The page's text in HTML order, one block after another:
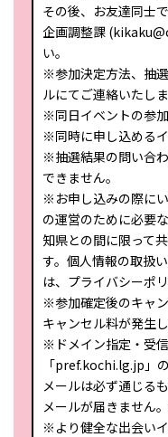
その後、お友達同士
企画調整課
い。
※参加決定方法、抽
ルにてご連絡いたしま
※同日イベントの参
※同時に申し込める
※抽選結果の問い合
できません。
※お申し込みの際に
の運営のために必要
知県との間に限って
す。個人情報の取扱
は、プライバシーポ
※参加確定後のキャ
キャンセル料が発生し
※ドメイン指定・受
「pref.kochi.lg.jp」
メールは必ず通じる
メールが届きません。
※より健全な出会い